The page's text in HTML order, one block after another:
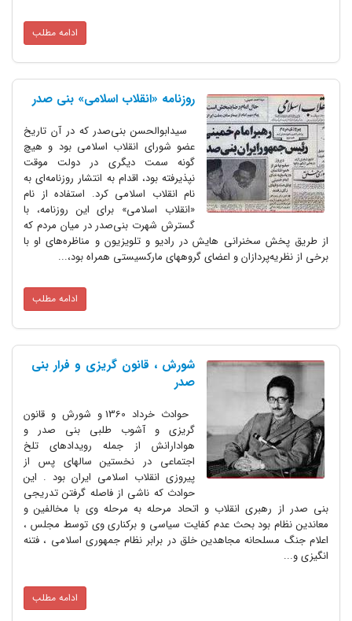
ادامه مطلب
روزنامه «انقلاب اسلامی» بنی صدر
سیدابوالحسن بنی‌صدر که در آن تاریخ
عضو شورای انقلاب اسلامی بود و هیچ
گونه سمت دیگری در دولت موقت
نپذیرفته بود، اقدام به انتشار روزنامه‌ای به
نام انقلاب اسلامی کرد. استفاده از نام
«انقلاب اسلامی» برای این روزنامه، با
گسترش شهرت بنی‌صدر در میان مردم که
از طریق پخش سخنرانی هایش در رادیو و تلویزیون و مناظره‌های او با
برخی از نظریه‌پردازان و اعضای گروههای مارکسیستی همراه بود،...
ادامه مطلب
شورش ، قانون گریزی و فرار بنی
صدر
حوادث خرداد 1360 و شورش و قانون
گریزی و آشوب طلبی بنی صدر و
هوادارانش از جمله رویدادهای تلخ
اجتماعی در نخستین سالهای پس از
پیروزی انقلاب اسلامی ایران بود . این
حوادث که ناشی از فاصله گرفتن تدریجی
بنی صدر از رهبری انقلاب و اتحاد مرحله به مرحله وی با مخالفین و
معاندین نظام بود بحث عدم کفایت سیاسی و برکناری وی توسط مجلس ،
اعلام جنگ مسلحانه مجاهدین خلق در برابر نظام جمهوری اسلامی ، فتنه
انگیزی و...
ادامه مطلب